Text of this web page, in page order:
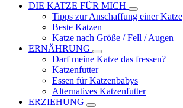
DIE KATZE FÜR MICH
Tipps zur Anschaffung einer Katze
Beste Katzen
Katze nach Größe / Fell / Augen
ERNÄHRUNG
Darf meine Katze das fressen?
Katzenfutter
Essen für Katzenbabys
Alternatives Katzenfutter
ERZIEHUNG